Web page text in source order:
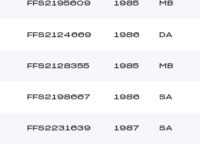
FFS2195609 1985 MB
FFS2124669 1986 DA
FFS2128355 1985 MB
FFS2198667 1986 SA
FFS2231639 1987 SA